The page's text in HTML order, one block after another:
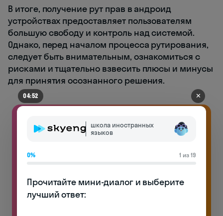
В итоге, получение рут прав в андроид
устройствах предоставляет пользователям
большую свободу и контроль над системой.
Однако, перед началом процесса рутирования,
следует быть внимательным, ознакомиться с
рисками и тщательно взвесить плюсы и минусы
для принятия осознанного решения.
04:48 ✕
школа иностранных
языков
0% 1 из 19
Прочитайте мини-диалог и выберите
лучший ответ: